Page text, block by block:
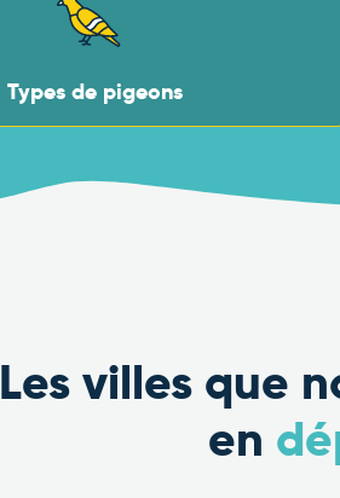
Types de pigeons
Les villes que
en